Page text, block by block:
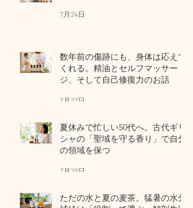
7月24日
数年前の傷跡にも、身体は応えて
くれる。精油とセルフマッサー
ジ、そして自己修復力のお話
7月22日
夏休みで忙しい50代へ。古代ギリ
シャの「聖域を守る香り」で自分
の領域を保つ
7月20日
ただの水と夏の麦茶。猛暑の水分